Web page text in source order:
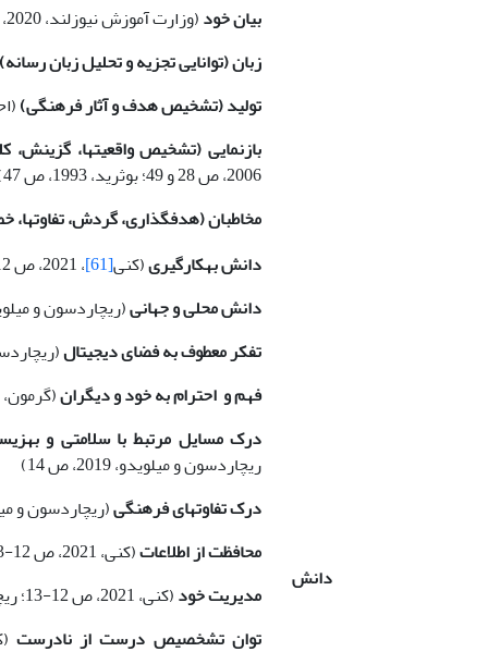
بیان خود(وزارت آموزش نیوزلند، 2020، ص 20؛ اگواددگومز و پرزردریگز، 2012، ص 3)
زبان (توانایی تجزیه و تحلیل زبان
تولید (تشخیص هدف و آثار فرهنگی)
بازنمایی (تشخیص واقعیت­ها،
2006، ص 28 و 49؛ بوثرید، 1993، ص 47)
مخاطبان (هدف­گذاری، گردش، تفاوت­ها،
دانش
دانش به­کارگیری(کنی[61]
، 2021، ص 12؛ گرمون
دانش محلی و جهانی(ریچاردسون و میلویدو،
تفکر معطوف به فضای دیجیتال(ریچاردسون
فهم و احترام به خود و دیگران(گرمون، 2020، ص 25)
درک مسایل مرتبط با سلامتی و
ریچاردسون و میلویدو، 2019، ص 14)
درک تفاوت­های فرهنگی(ریچاردسون و میلویدو،
محافظت از اطلاعات(کنی، 2021، ص 12-13)
مدیریت خود(کنی، 2021، ص 12-13؛ ریچاردسون و میلویدو، 2019، ص 14)
توان تشخصیص درست از نادرست